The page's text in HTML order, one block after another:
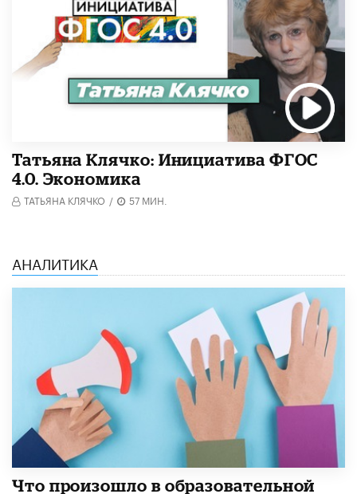
Татьяна Клячко: Инициатива ФГОС
4.0. Экономика
ТАТЬЯНА КЛЯЧКО / 57 МИН.
АНАЛИТИКА
​Что произошло в образовательной